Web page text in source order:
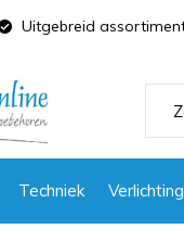
Techniek Verlichting
Uitgebreid